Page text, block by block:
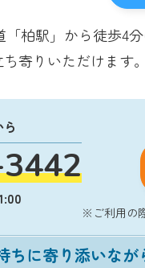
柏駅」から徒歩4
寄りいただけます
※ご利用の
ちに寄り添いな